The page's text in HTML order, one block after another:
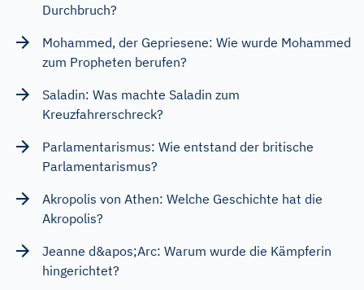
Durchbruch?
Mohammed, der Gepriesene: Wie wurde Mohammed
zum Propheten berufen?
Saladin: Was machte Saladin zum
Kreuzfahrerschreck?
Parlamentarismus: Wie entstand der britische
Parlamentarismus?
Akropolis von Athen: Welche Geschichte hat die
Akropolis?
Jeanne d&apos;Arc: Warum wurde die Kämpferin
hingerichtet?